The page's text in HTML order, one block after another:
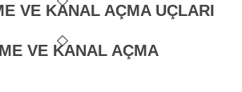
VE KANAL AÇMA UÇLARI
VE KANAL AÇMA